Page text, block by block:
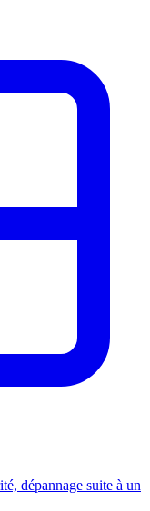
dépannage suite à un